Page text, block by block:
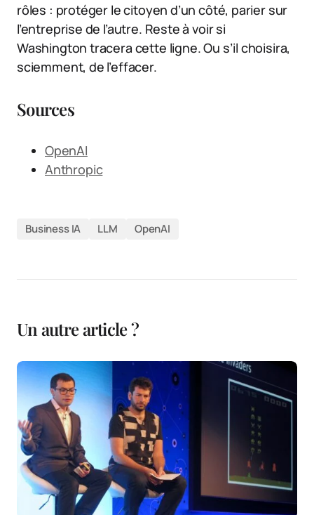
rôles : protéger le citoyen d’un côté, parier sur
l’entreprise de l’autre. Reste à voir si
Washington tracera cette ligne. Ou s’il choisira,
sciemment, de l’effacer.
Sources
OpenAI
Anthropic
Business IA LLM OpenAI
Un autre article ?